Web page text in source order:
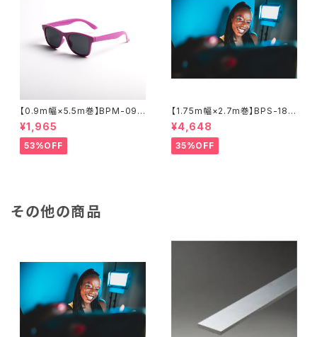
【0.9m幅×5.5m巻】BPM-095
5 全17色 スーペリア背景紙
¥1,965
53%OFF
【1.75m幅×2.7m巻】BPS-180
0 廃番色 スーペリア背景紙
¥4,648
35%OFF
その他の商品